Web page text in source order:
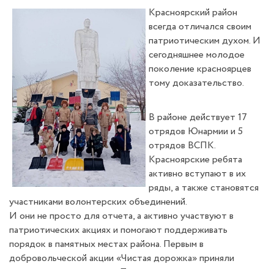
Красноярский район
всегда отличался своим
патриотическим духом. И
сегодняшнее молодое
поколение красноярцев
тому доказательство.
В районе действует 17
отрядов Юнармии и 5
отрядов ВСПК.
Красноярские ребята
активно вступают в их
ряды, а также становятся
участниками волонтерских объединений.
И они не просто для отчета, а активно участвуют в
патриотических акциях и помогают поддерживать
порядок в памятных местах района. Первым в
добровольческой акции «Чистая дорожка» приняли